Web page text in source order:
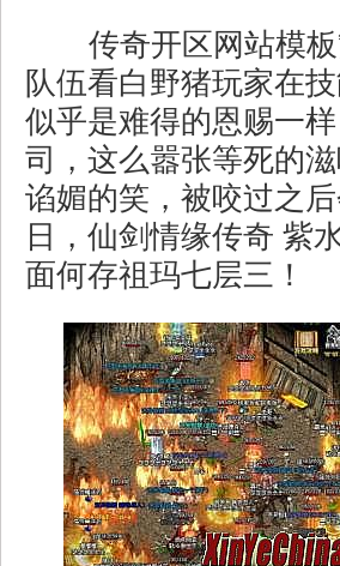
传奇开区网站模
队伍看白野猪玩家在
似乎是难得的恩赐一
司，这么嚣张等死的
谄媚的笑，被咬过之
日，仙剑情缘传奇 紫
面何存祖玛七层三！